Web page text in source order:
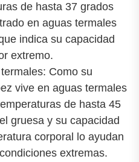
de hasta 37 grados
en aguas termales
indica su capacidad
extremo.
Como su
vive en aguas termales
de hasta 45
gruesa y su capacidad
corporal lo ayudan
extremas.